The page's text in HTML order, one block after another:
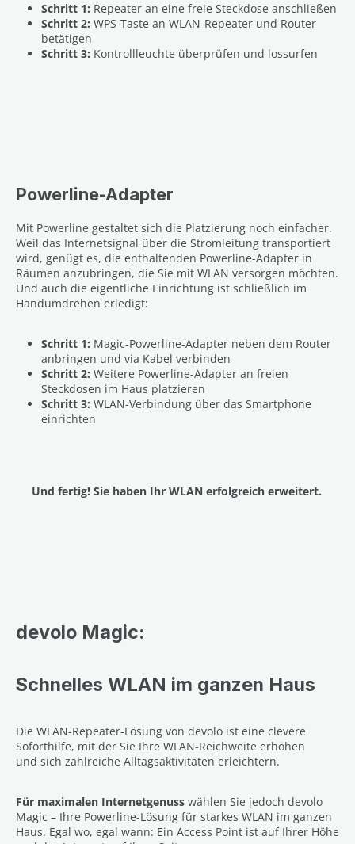
Schritt 1: Repeater an eine freie Steckdose anschließen
Schritt 2: WPS-Taste an WLAN-Repeater und Router
betätigen
Schritt 3: Kontrollleuchte überprüfen und lossurfen
Powerline-Adapter
Mit Powerline gestaltet sich die Platzierung noch einfacher.
Weil das Internetsignal über die Stromleitung transportiert
wird, genügt es, die enthaltenden Powerline-Adapter in
Räumen anzubringen, die Sie mit WLAN versorgen möchten.
Und auch die eigentliche Einrichtung ist schließlich im
Handumdrehen erledigt:
Schritt 1: Magic-Powerline-Adapter neben dem Router
anbringen und via Kabel verbinden
Schritt 2: Weitere Powerline-Adapter an freien
Steckdosen im Haus platzieren
Schritt 3: WLAN-Verbindung über das Smartphone
einrichten
Und fertig! Sie haben Ihr WLAN erfolgreich erweitert.
devolo Magic:
Schnelles WLAN im ganzen Haus
Die WLAN-Repeater-Lösung von devolo ist eine clevere
Soforthilfe, mit der Sie Ihre WLAN-Reichweite erhöhen
und sich zahlreiche Alltagsaktivitäten erleichtern.
Für maximalen Internetgenuss wählen Sie jedoch devolo
Magic – Ihre Powerline-Lösung für starkes WLAN im ganzen
Haus. Egal wo, egal wann: Ein Access Point ist auf Ihrer Höhe